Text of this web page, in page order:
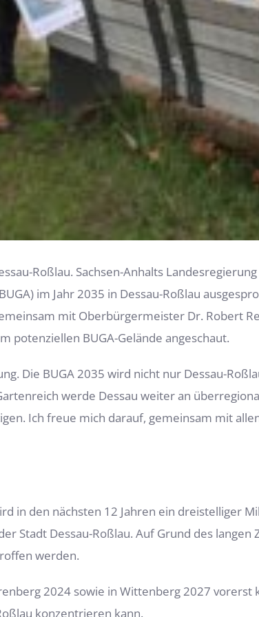
Roßlau. Sachsen-Anhalts
im Jahr 2035 in Dessau-Roßlau
mit Oberbürgermeister Dr. Robert
potenziellen BUGA-Gelände angeschaut.
Die BUGA 2035 wird nicht nur Dessau-
werde Dessau weiter an
Ich freue mich darauf, gemeinsam mit
in den nächsten 12 Jahren ein dreistelliger
Stadt Dessau-Roßlau. Auf Grund des
werden.
2024 sowie in Wittenberg 2027
konzentrieren kann.